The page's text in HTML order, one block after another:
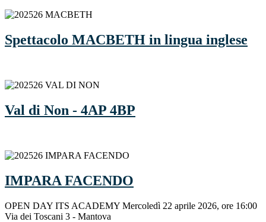
Spettacolo MACBETH in lingua inglese
Val di Non - 4AP 4BP
IMPARA FACENDO
OPEN DAY ITS ACADEMY Mercoledì 22 aprile 2026, ore 16:00
Via dei Toscani 3 - Mantova